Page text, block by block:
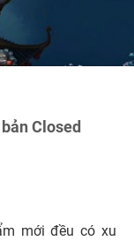
Closed
mới đều có xu